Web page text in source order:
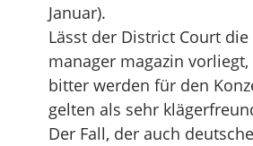
Januar).
Lässt der District Court die
manager magazin vorliegt,
bitter werden für den
gelten als sehr
Der Fall, der auch